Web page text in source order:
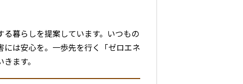
暮らしを提案しています。いつもの
は安心を。一歩先を行く「ゼロエネ
ます。